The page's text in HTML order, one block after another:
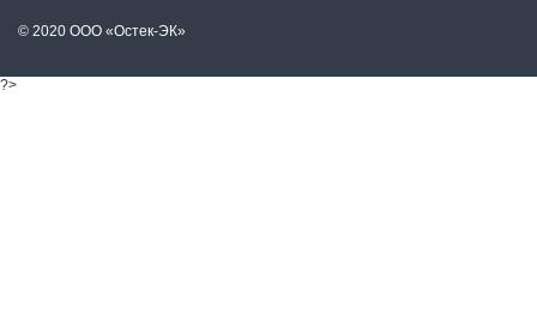
© 2020 ООО «Остек-ЭК»
?>